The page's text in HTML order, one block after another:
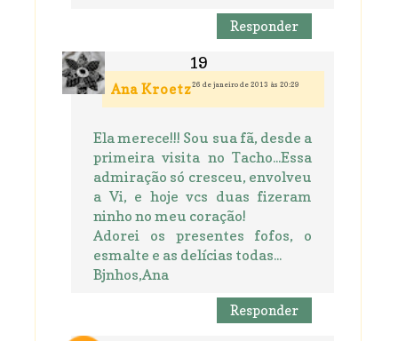
Responder
Ana Kroetz26 de janeiro de 2013 às 20:29
Ela merece!!! Sou sua fã, desde a
primeira visita no Tacho...Essa
admiração só cresceu, envolveu
a Vi, e hoje vcs duas fizeram
ninho no meu coração!
Adorei os presentes fofos, o
esmalte e as delícias todas...
Bjnhos,Ana
Responder